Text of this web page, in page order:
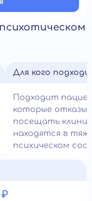
Для кого
Подходит
которые
посещать
находятся в
психическом